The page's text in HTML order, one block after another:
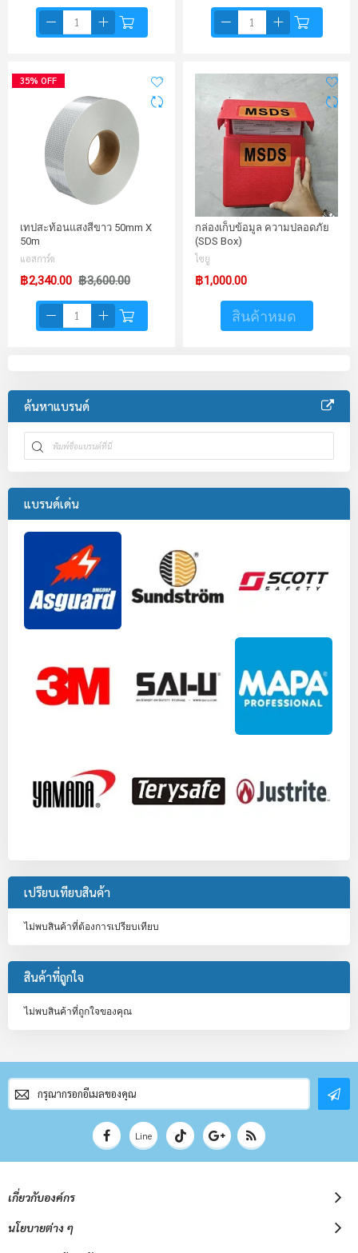
35% OFF
เทปสะท้อนแสงสีขาว 50mm X
50m
แอสการ์ด
฿2,340.00 ฿3,600.00
กล่องเก็บข้อมูล ความปลอดภัย
(SDS Box)
ไซยู
฿1,000.00
สินค้าหมด
ค้นหาแบรนด์
แบรนด์เด่น
เปรียบเทียบสินค้า
ไม่พบสินค้าที่ต้องการเปรียบเทียบ
สินค้าที่ถูกใจ
ไม่พบสินค้าที่ถูกใจของคุณ
สมัคร
สมาชิก
จดหมาย
Line
เกี่ยวกับองค์กร
นโยบายต่าง ๆ